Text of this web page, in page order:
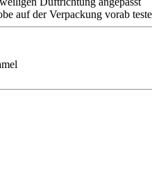
auf der Verpackung vorab